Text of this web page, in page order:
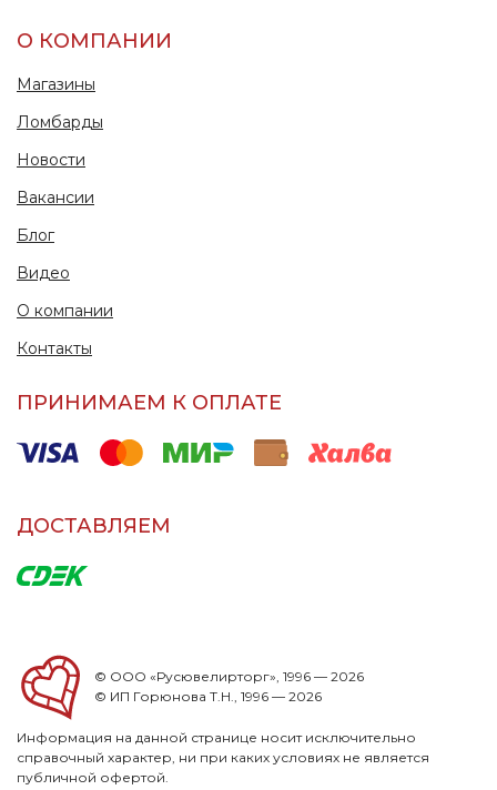
О КОМПАНИИ
Магазины
Ломбарды
Новости
Вакансии
Блог
Видео
О компании
Контакты
ПРИНИМАЕМ К ОПЛАТЕ
ДОСТАВЛЯЕМ
© ООО «Русювелирторг», 1996 — 2026
© ИП Горюнова Т.Н., 1996 — 2026
Информация на данной странице носит исключительно
справочный характер, ни при каких условиях не является
публичной офертой.